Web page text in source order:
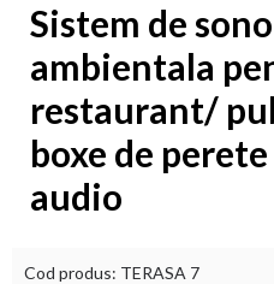
Sistem de
ambientala
restaurant/
boxe de
audio
Cod produs: TERASA 7